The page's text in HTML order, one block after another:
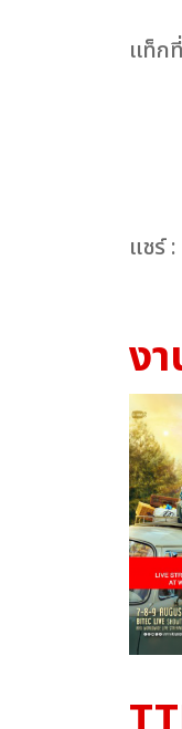
เเท็ก
แชร์ :
ง